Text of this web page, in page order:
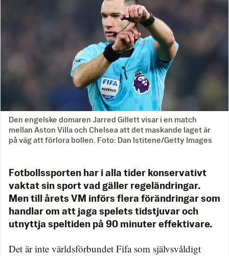
Den engelske domaren Jarred Gillett visar i en match
mellan Aston Villa och Chelsea att det maskande laget är
på väg att förlora bollen. Foto: Dan Istitene/Getty Images
Fotbollssporten har i alla tider konservativt
vaktat sin sport vad gäller regeländringar.
Men till årets VM införs flera förändringar som
handlar om att jaga spelets tidstjuvar och
utnyttja speltiden på 90 minuter effektivare.
Det är inte världsförbundet Fifa som självsvåldigt